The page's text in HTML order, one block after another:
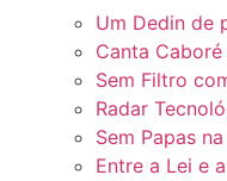
Um Dedin de
Canta
Sem Filtro
Radar
Sem Papas
Entre a Lei e